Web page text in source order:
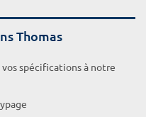
Thomas
spécifications à notre